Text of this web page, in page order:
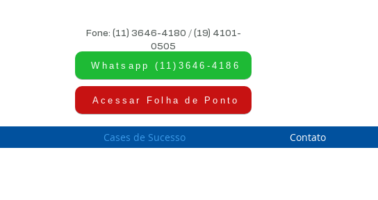
Fone: (11) 3646-4180 / (19) 4101-
0505
Whatsapp (11)3646-4186
Acessar Folha de Ponto
Cases de Sucesso Contato